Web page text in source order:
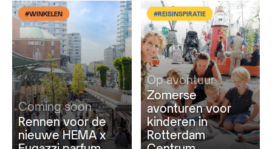
#WINKELEN
Coming soon
Rennen voor de
nieuwe HEMA x
#REISINSPIRATIE
Op avontuur
Zomerse
avonturen voor
kinderen in
Rotterdam